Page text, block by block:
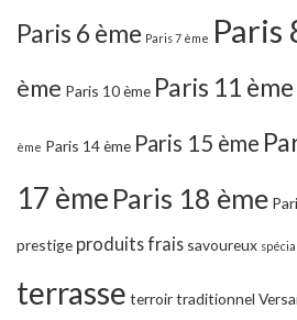
Paris 6 ème Paris 7 ème Paris
ème Paris 10 ème Paris 11 ème
ème Paris 14 ème Paris 15 ème
17 ème Paris 18 ème
prestige produits frais savoureux
terrasse terroirtraditionnel